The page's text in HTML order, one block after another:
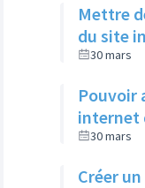
Mettre
du site
30 mars
Pouvoir
internet
30 mars
Créer